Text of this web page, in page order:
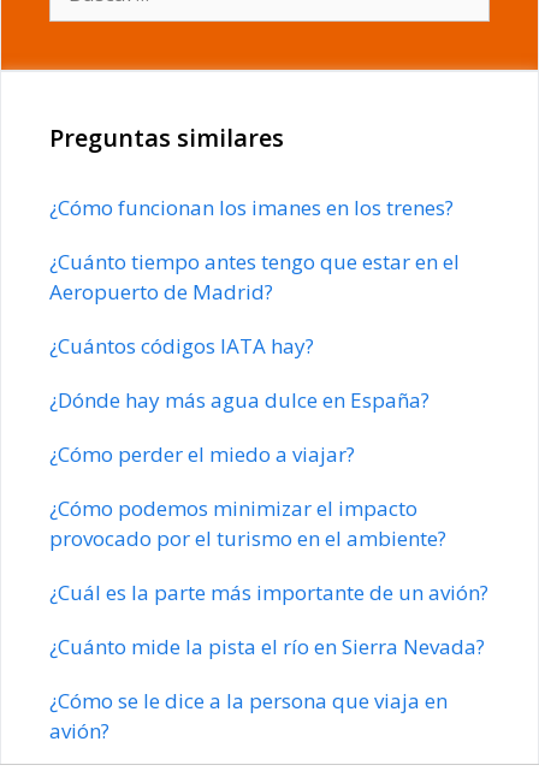
Preguntas similares
¿Cómo funcionan los imanes en los trenes?
¿Cuánto tiempo antes tengo que estar en el
Aeropuerto de Madrid?
¿Cuántos códigos IATA hay?
¿Dónde hay más agua dulce en España?
¿Cómo perder el miedo a viajar?
¿Cómo podemos minimizar el impacto
provocado por el turismo en el ambiente?
¿Cuál es la parte más importante de un avión?
¿Cuánto mide la pista el río en Sierra Nevada?
¿Cómo se le dice a la persona que viaja en
avión?